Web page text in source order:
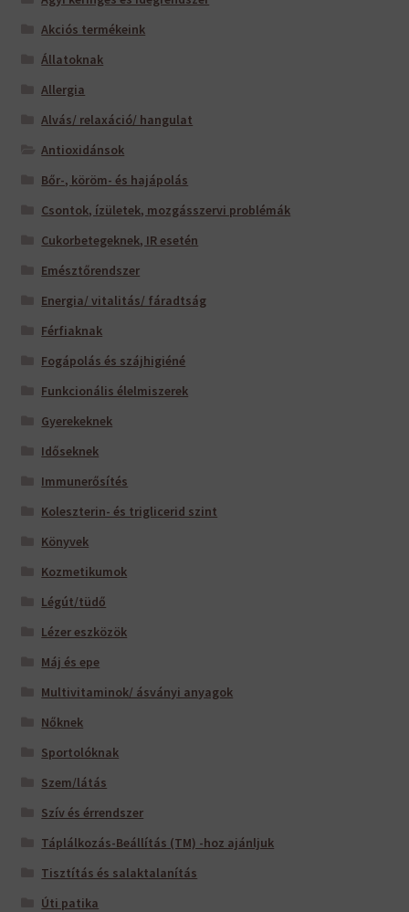
Akciós termékeink
Állatoknak
Allergia
Alvás/ relaxáció/ hangulat
Antioxidánsok
Bőr-, köröm- és hajápolás
Csontok, ízületek, mozgásszervi problémák
Cukorbetegeknek, IR esetén
Emésztőrendszer
Energia/ vitalitás/ fáradtság
Férfiaknak
Fogápolás és szájhigiéné
Funkcionális élelmiszerek
Gyerekeknek
Időseknek
Immunerősítés
Koleszterin- és triglicerid szint
Könyvek
Kozmetikumok
Légút/tüdő
Lézer eszközök
Máj és epe
Multivitaminok/ ásványi anyagok
Nőknek
Sportolóknak
Szem/látás
Szív és érrendszer
Táplálkozás-Beállítás (TM) -hoz ajánljuk
Tisztítás és salaktalanítás
Úti patika